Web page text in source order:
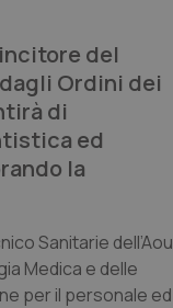
del
Ordini dei
di
ed
la
Sanitarie dell’Aou
Medica e delle
per il personale ed